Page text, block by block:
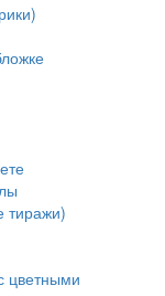
тиражи)
цветными